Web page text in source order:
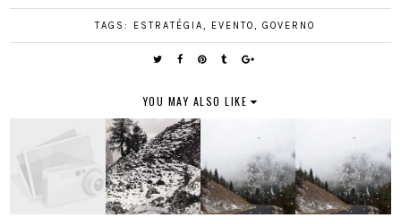
TAGS: ESTRATÉGIA, EVENTO, GOVERNO
YOU MAY ALSO LIKE